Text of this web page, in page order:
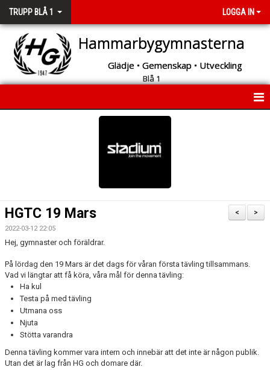
TRUPP BLÅ 1 LOGGA IN
Hammarbygymnasterna
Glädje • Gemenskap • Utveckling
Blå 1
>
<
HGTC 19 Mars
2022-03-12 22:05
Hej, gymnaster och föräldrar.
På lördag den 19 Mars är det dags för våran första tävling tillsammans.
Vad vi längtar att få köra, våra mål för denna tävling:
Ha kul
Testa på med tävling
Utmana oss
Njuta
Stötta varandra
Denna tävling kommer vara intern och innebär att det inte är någon publik.
Utan det är lag från HG och domare där.